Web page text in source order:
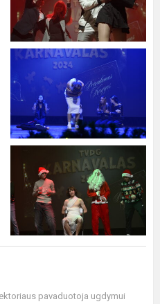
pavaduotoja ugdymui